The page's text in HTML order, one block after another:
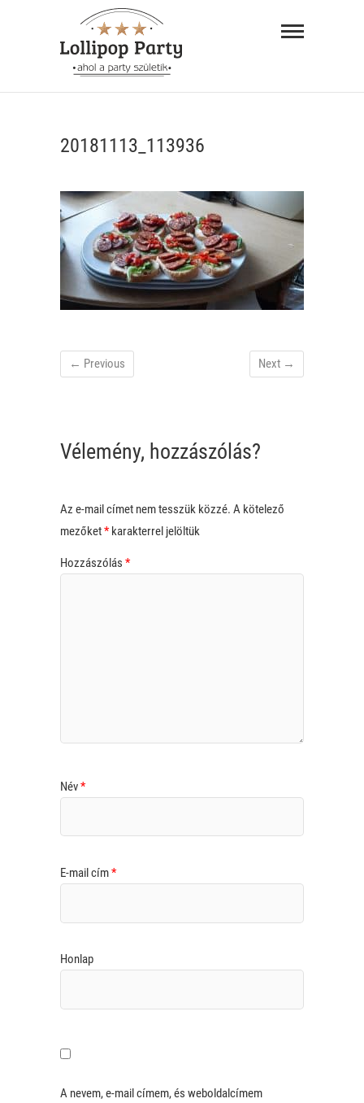
ahol a
születik
"AHOL A PARTY SZÜLETIK"
20181113_113936
← Previous Next →
Vélemény, hozzászólás?
Az e-mail címet nem tesszük közzé. A kötelező
mezőket*karakterrel jelöltük
Hozzászólás *
Név*
E-mail cím*
Honlap
A nevem, e-mail címem, és weboldalcímem